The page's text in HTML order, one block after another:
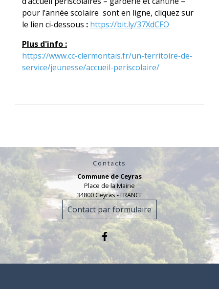
pour l’année scolaire sont en ligne, cliquez sur
le lien ci-dessous : https://bit.ly/37XdCFO
Plus d'info :
https://www.cc-clermontais.fr/un-territoire-de-
service/jeunesse/accueil-periscolaire/
Contacts
Commune de Ceyras
Place de la Mairie
34800 Ceyras - FRANCE
Contact par formulaire